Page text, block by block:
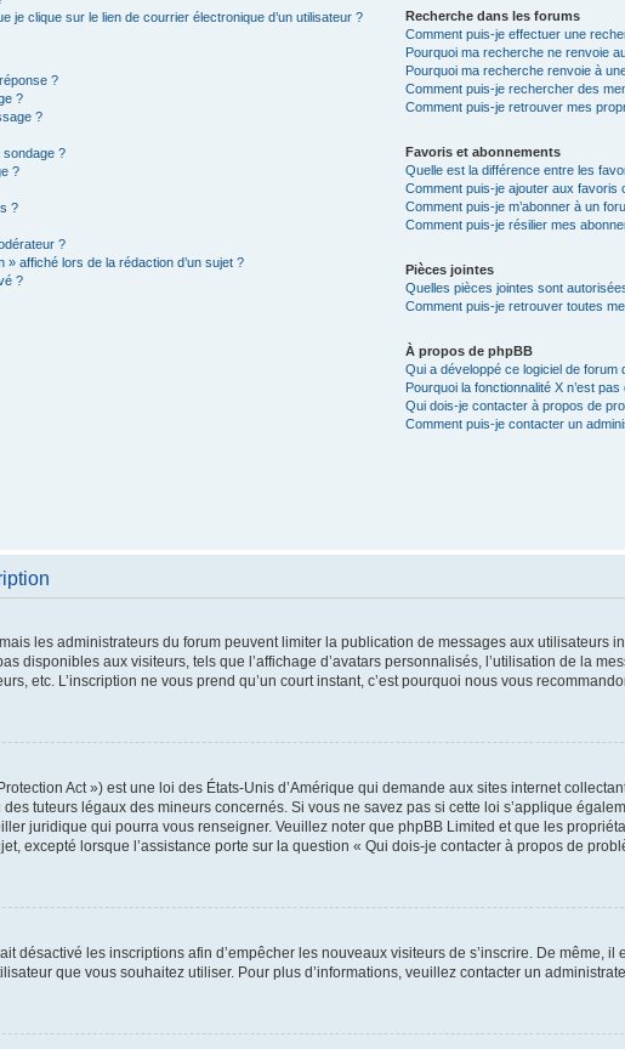
je clique sur le lien de courrier électronique d’un utilisateur ?
?
?
?
sondage ?
?
?
?
affiché lors de la rédaction d’un sujet ?
?
Recherche dans les forums
Comment puis-je effectuer une
Pourquoi ma recherche ne renvoie
Pourquoi ma recherche renvoie à
Comment puis-je rechercher des
Comment puis-je retrouver mes
Favoris et abonnements
Quelle est la différence entre les
Comment puis-je ajouter aux favoris
Comment puis-je m’abonner à un
Comment puis-je résilier mes
Pièces jointes
Quelles pièces jointes sont
Comment puis-je retrouver toutes
À propos de phpBB
Qui a développé ce logiciel de forum
Pourquoi la fonctionnalité X n’est pas
Qui dois-je contacter à propos de
Comment puis-je contacter un
les administrateurs du forum peuvent limiter la publication de messages aux utilisateurs
disponibles aux visiteurs, tels que l’affichage d’avatars personnalisés, l’utilisation de la
etc. L’inscription ne vous prend qu’un court instant, c’est pourquoi nous vous
Act ») est une loi des États-Unis d’Amérique qui demande aux sites internet
tuteurs légaux des mineurs concernés. Si vous ne savez pas si cette loi s’applique
juridique qui pourra vous renseigner. Veuillez noter que phpBB Limited et que les
excepté lorsque l’assistance porte sur la question « Qui dois-je contacter à propos de
désactivé les inscriptions afin d’empêcher les nouveaux visiteurs de s’inscrire. De même,
que vous souhaitez utiliser. Pour plus d’informations, veuillez contacter un